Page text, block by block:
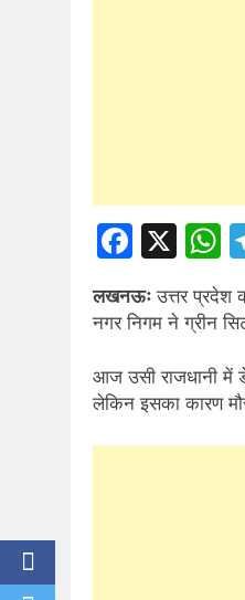
X
लखनऊः उत्तर
नगर निगम ने ग्रीन
आज उसी राजधानी में
लेकिन इसका कारण